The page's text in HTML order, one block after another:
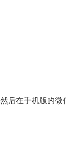
然后在手机版的微